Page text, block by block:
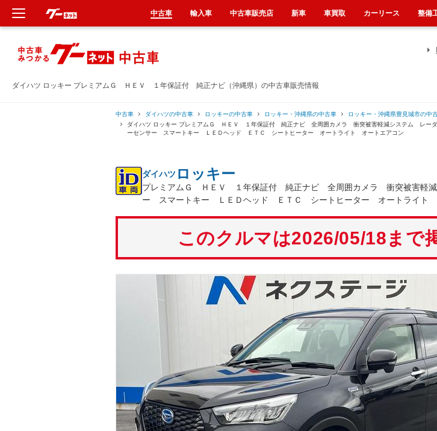
ダイハツ ロッキー プレミアムＧ ＨＥＶ １年保証付 純正ナビ（沖縄県）の中古車販売情報
中古車 ダイハツの中古車 ロッキーの中古車 ロッキー・沖縄県の中古車
ロッキー・沖縄県豊見城市の中
ダイハツ ロッキー プレミアムＧ ＨＥＶ １年保証付 純正ナビ 全周囲カメラ 衝突被害軽減システム レ
ーセンサー スマートキー ＬＥＤヘッド ＥＴＣ シートヒーター オートライト オートエアコン
ダイハツ ロッキー
プレミアムＧ ＨＥＶ １年保証付 純正ナビ 全周囲カメラ 衝突被害軽
ー スマートキー ＬＥＤヘッド ＥＴＣ シートヒーター オートライト オ
このクルマは2026/05/18まで
中古車 輸入車 中古車販売店 新車 車買取 カーリース 整備
新車
中古車